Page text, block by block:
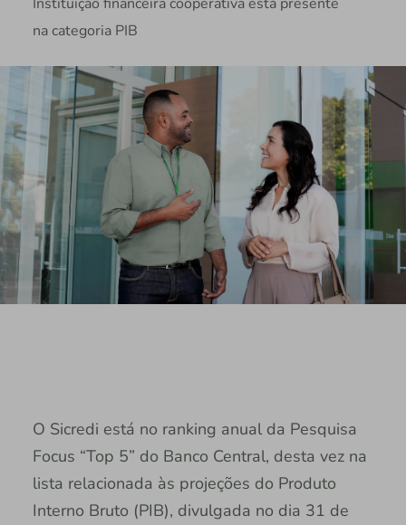
na categoria PIB
O Sicredi está no ranking anual da Pesquisa
Focus “Top 5” do Banco Central, desta vez na
lista relacionada às projeções do Produto
Interno Bruto (PIB), divulgada no dia 31 de